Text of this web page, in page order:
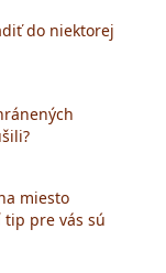
do niektorej
miesto
pre vás sú